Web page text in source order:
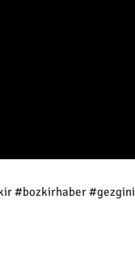
#bozkirhaber